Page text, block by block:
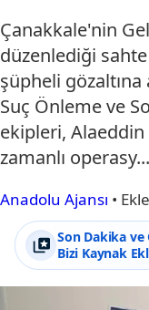
Çanakkale'nin
düzenlediği
şüpheli
Suç Önleme ve
ekipleri, Alaeddin
zamanlı operasy...
Anadolu Ajansı •
Son Dakika
Bizi Kaynak